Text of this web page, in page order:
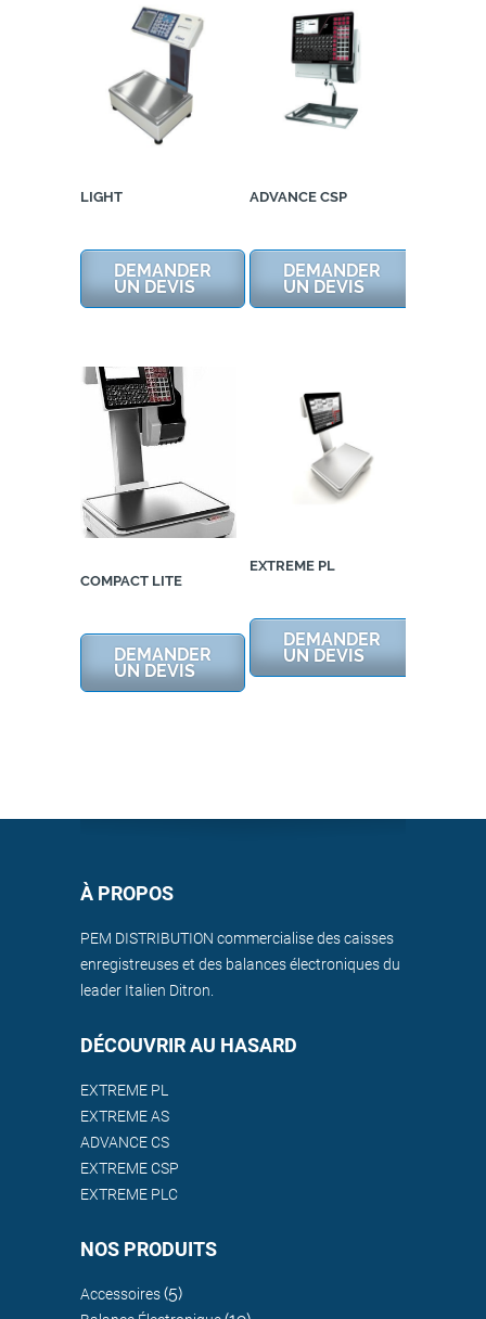
LIGHT
DEMANDER
UN DEVIS
ADVANCE CSP
DEMANDER
UN DEVIS
COMPACT LITE
DEMANDER
UN DEVIS
EXTREME PL
DEMANDER
UN DEVIS
À PROPOS
PEM DISTRIBUTION commercialise des caisses
enregistreuses et des balances électroniques du
leader Italien Ditron.
DÉCOUVRIR AU HASARD
EXTREME PL
EXTREME AS
ADVANCE CS
EXTREME CSP
EXTREME PLC
NOS PRODUITS
Accessoires(5)